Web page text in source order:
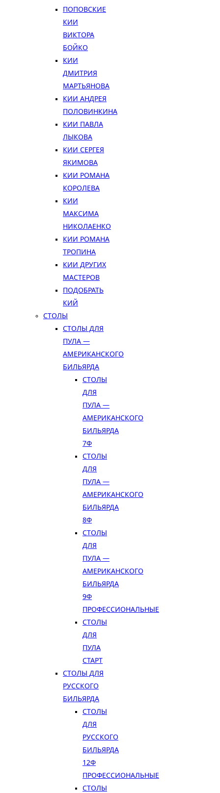
ПОПОВСКИЕ
КИИ
ВИКТОРА
БОЙКО
КИИ
ДМИТРИЯ
МАРТЬЯНОВА
КИИ АНДРЕЯ
ПОЛОВИНКИНА
КИИ ПАВЛА
ЛЫКОВА
КИИ СЕРГЕЯ
ЯКИМОВА
КИИ РОМАНА
КОРОЛЕВА
КИИ
МАКСИМА
НИКОЛАЕНКО
КИИ РОМАНА
ТРОПИНА
КИИ ДРУГИХ
МАСТЕРОВ
ПОДОБРАТЬ
КИЙ
СТОЛЫ
СТОЛЫ ДЛЯ
ПУЛА —
АМЕРИКАНСКОГО
БИЛЬЯРДА
СТОЛЫ
ДЛЯ
ПУЛА —
АМЕРИКАНСКОГО
БИЛЬЯРДА
7Ф
СТОЛЫ
ДЛЯ
ПУЛА —
АМЕРИКАНСКОГО
БИЛЬЯРДА
8Ф
СТОЛЫ
ДЛЯ
ПУЛА —
АМЕРИКАНСКОГО
БИЛЬЯРДА
9Ф
ПРОФЕССИОНАЛЬНЫЕ
СТОЛЫ
ДЛЯ
ПУЛА
СТАРТ
СТОЛЫ ДЛЯ
РУССКОГО
БИЛЬЯРДА
СТОЛЫ
ДЛЯ
РУССКОГО
БИЛЬЯРДА
12Ф
ПРОФЕССИОНАЛЬНЫЕ
СТОЛЫ